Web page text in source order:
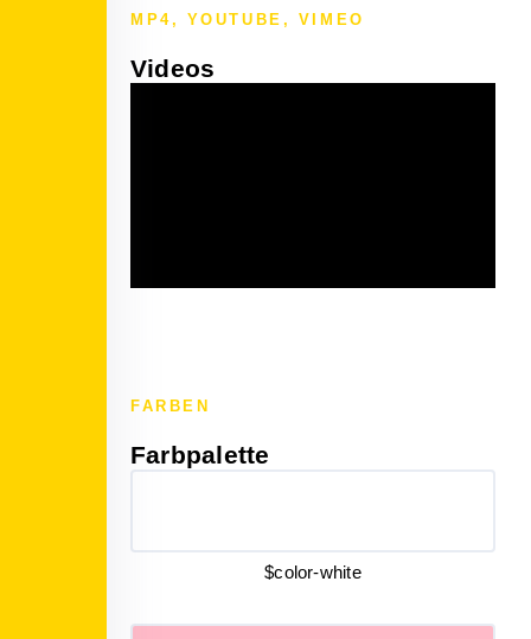
MP4, YOUTUBE, VIMEO
Videos
FARBEN
Farbpalette
$color-white